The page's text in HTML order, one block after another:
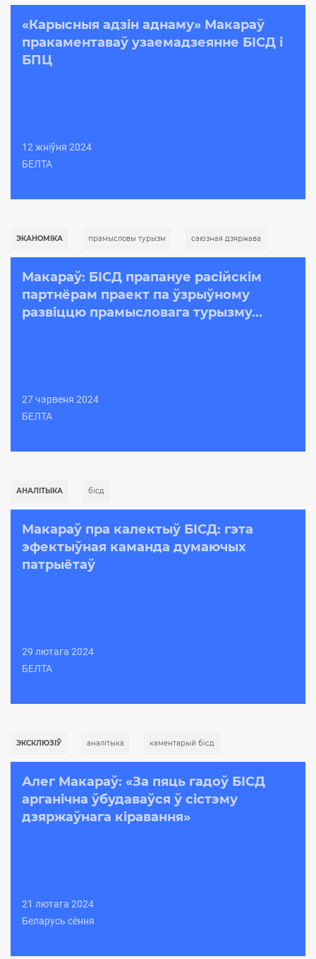
«Карысныя адзін аднаму» Макараў
пракаментаваў узаемадзеянне БІСД і
БПЦ
12 жніўня 2024
БЕЛТА
ЭКАНОМІКА прамысловы турызм саюзная дзяржава
Макараў: БІСД прапануе расійскім
партнёрам праект па ўзрыўному
развіццю прамысловага турызму...
27 чэрвеня 2024
БЕЛТА
АНАЛІТЫКА бicд
Макараў пра калектыў БІСД: гэта
эфектыўная каманда думаючых
патрыётаў
29 лютага 2024
БЕЛТА
ЭКСКЛЮЗІЎ аналiтыка каментарый бісд
Алег Макараў: «За пяць гадоў БІСД
арганічна ўбудаваўся ў сістэму
дзяржаўнага кіравання»
21 лютага 2024
Беларусь сёння